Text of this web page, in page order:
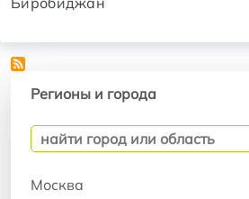
Регионы и города
Москва